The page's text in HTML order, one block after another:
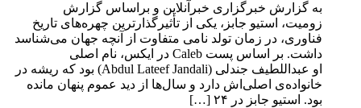
به گزارش خبرگزاری خبرآنلاین و براساس گزارش
زومیت، استیو جابز، یکی از تأثیرگذارترین چهره‌های تاریخ
فناوری، در زمان تولد نامی متفاوت از آنچه جهان می‌شناسد
داشت. بر اساس پست Caleb در ایکس، نام اصلی
او عبداللطیف جندلی (Abdul Lateef Jandali) بود که ریشه در
خانواده‌ی اصلی‌اش دارد و سال‌ها از دید عموم پنهان مانده
بود. استیو جابز در ۲۴ […]